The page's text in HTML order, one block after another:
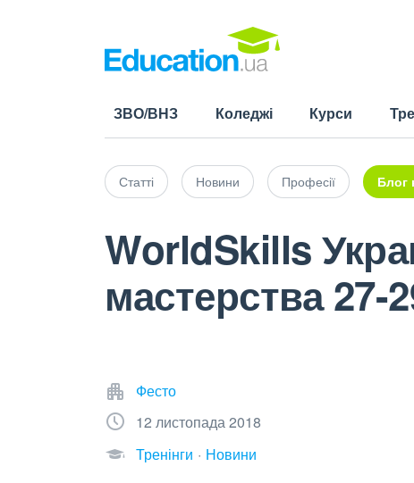
ЗВО/ВНЗ Коледжі Курси
Статті Новини Професії Блог
WorldSkills
мастерства 27-
Фесто
12 листопада 2018
Тренінги
Новини